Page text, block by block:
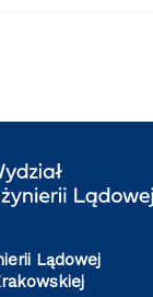
Lądowej